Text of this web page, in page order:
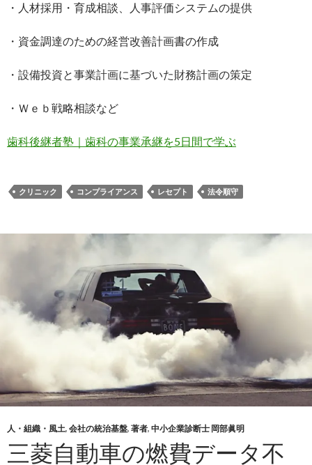
・人材採用・育成相談、人事評価システムの提供
・資金調達のための経営改善計画書の作成
・設備投資と事業計画に基づいた財務計画の策定
・Ｗｅｂ戦略相談など
歯科後継者塾｜歯科の事業承継を5日間で学ぶ
クリニック コンプライアンス レセプト 法令順守
人・組織・風土, 会社の統治基盤, 著者, 中小企業診断士 岡部眞明
三菱自動車の燃費データ不